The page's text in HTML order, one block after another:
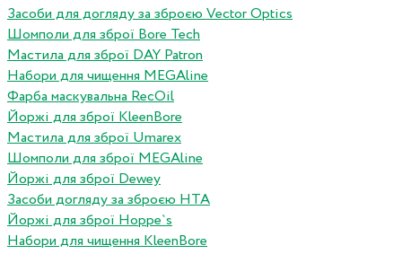
Засоби для догляду за зброєю Vector Optics
Шомполи для зброї Bore Tech
Мастила для зброї DAY Patron
Набори для чищення MEGAline
Фарба маскувальна RecOil
Йоржі для зброї KleenBore
Мастила для зброї Umarex
Шомполи для зброї MEGAline
Йоржі для зброї Dewey
Засоби догляду за зброєю HTA
Йоржі для зброї Hoppe`s
Набори для чищення KleenBore